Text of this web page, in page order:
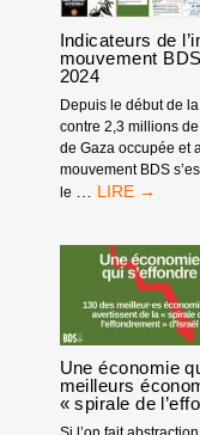
Indicateurs de
mouvement
2024
Depuis le début de
contre 2,3 millions
de Gaza occupée et
mouvement BDS
le
INDICATEURS
GLOBAL
DU
MOUVEMENT
BDS
JUILLET
–
DÉCEMBRE
2024
Une économie
meilleurs
« spirale de